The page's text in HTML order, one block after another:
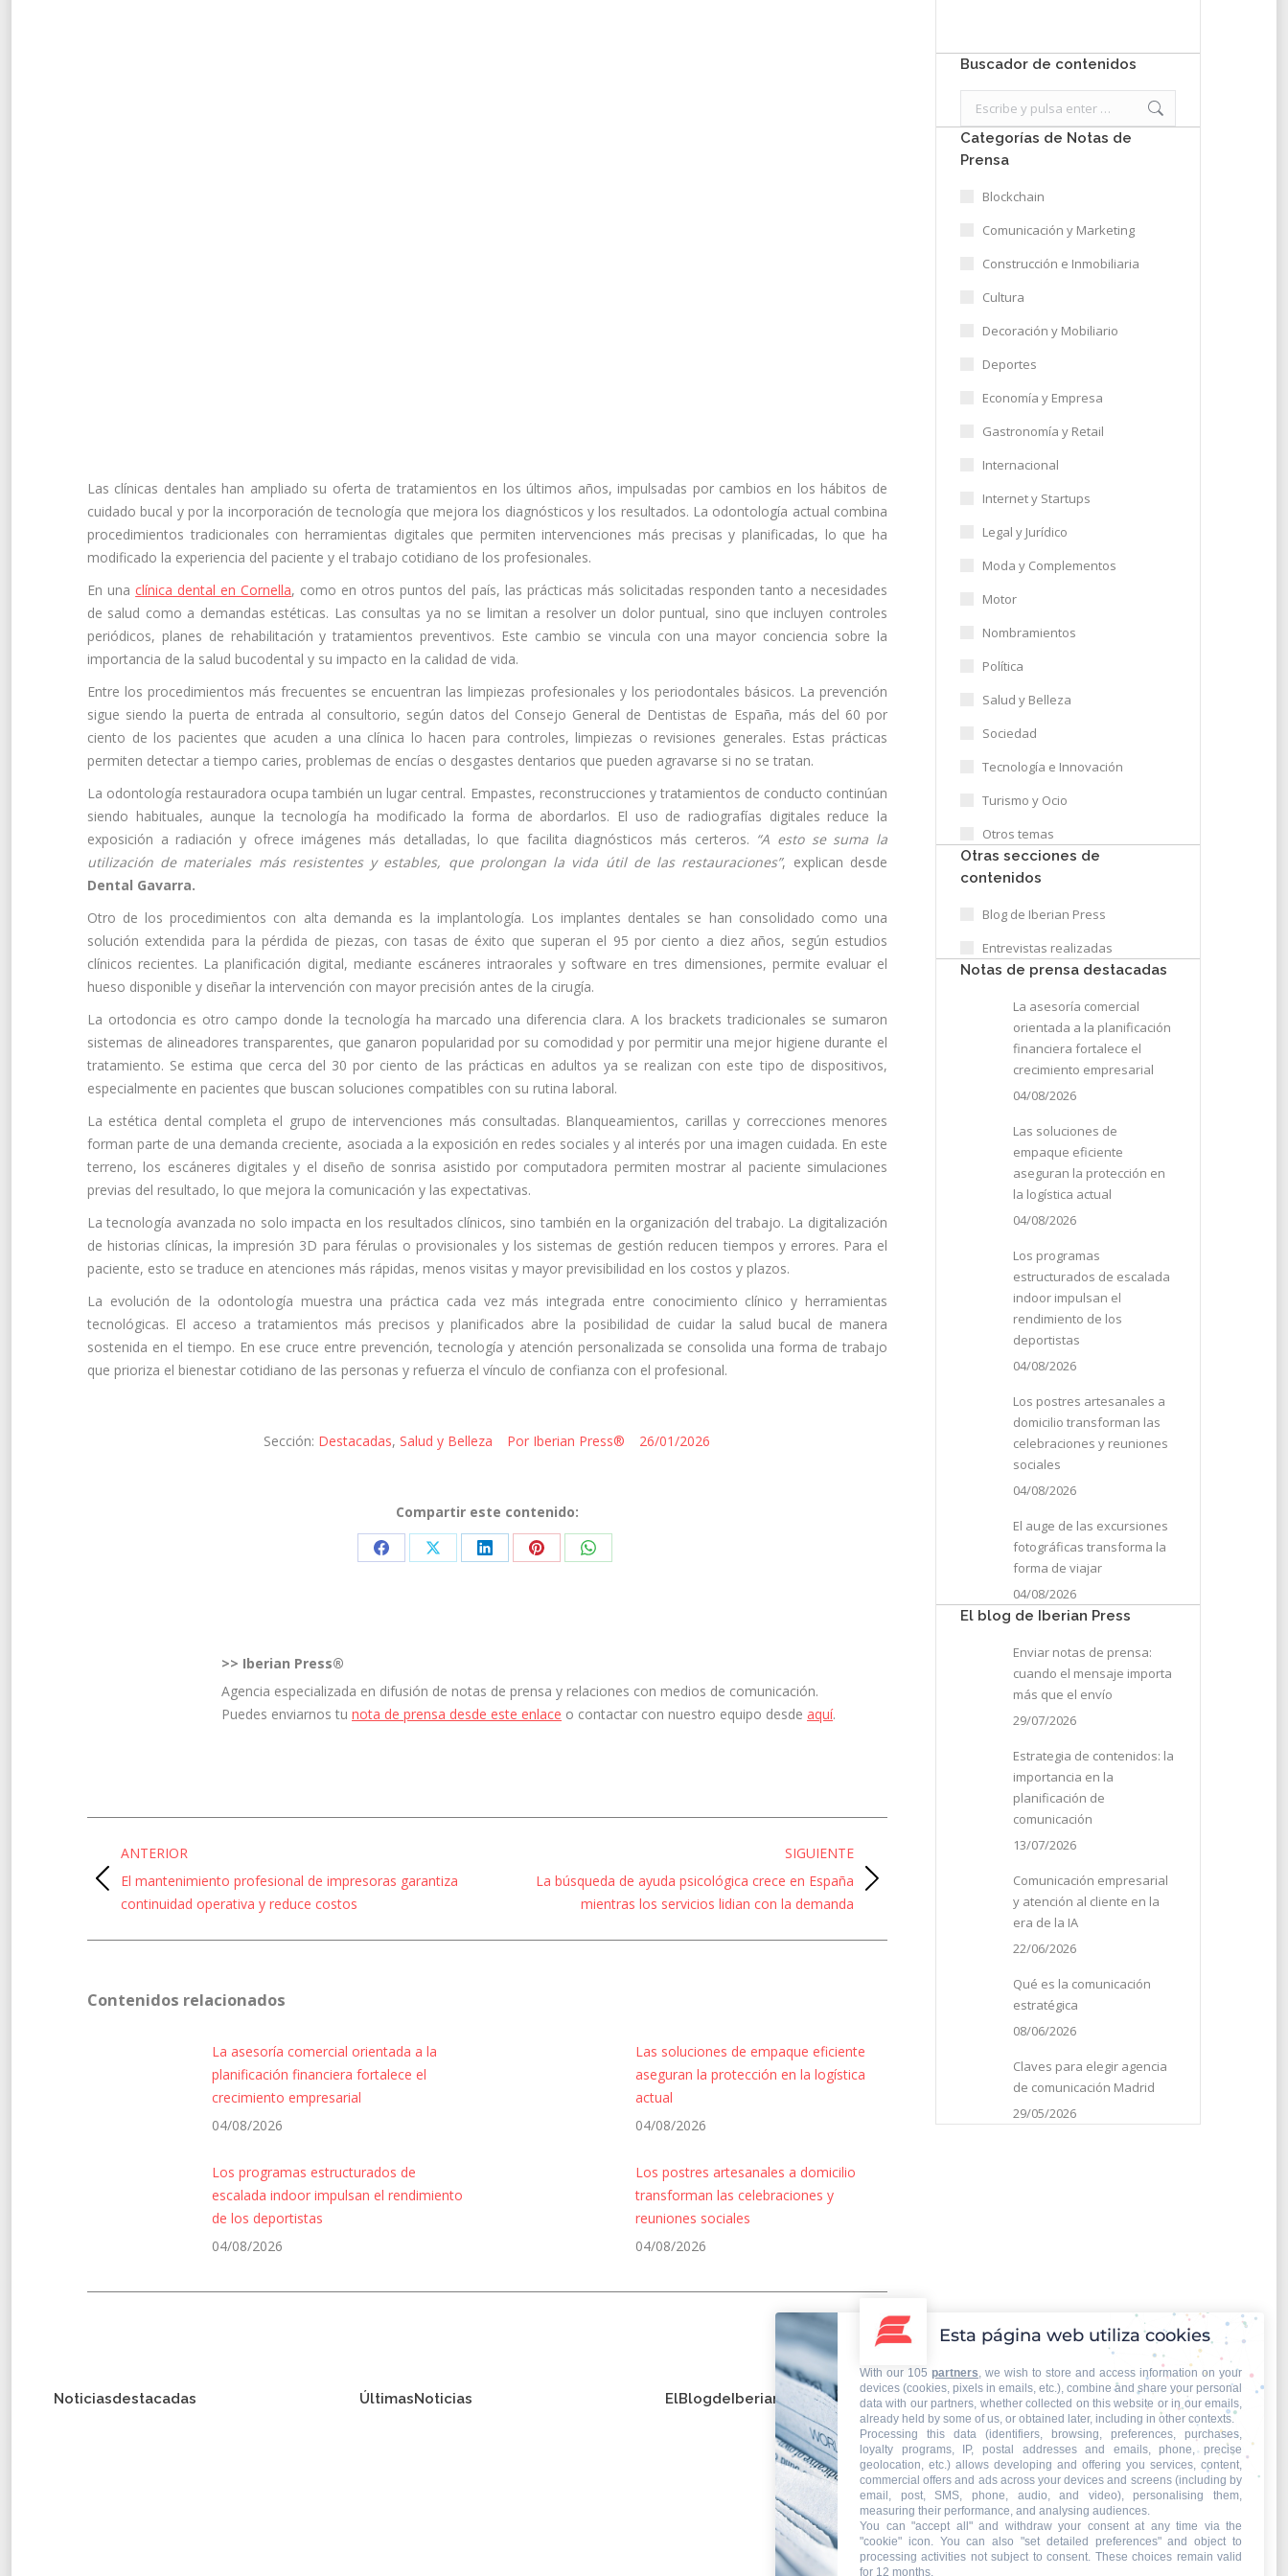
Las clínicas dentales han ampliado su oferta de tratamientos en los últimos años, impulsadas por cambios en los hábitos de
cuidado bucal y por la incorporación de tecnología que mejora los diagnósticos y los resultados. La odontología actual combina
procedimientos tradicionales con herramientas digitales que permiten intervenciones más precisas y planificadas, lo que ha
modificado la experiencia del paciente y el trabajo cotidiano de los profesionales.
En unaclínica dental en Cornella, como en otros puntos del país, las prácticas más solicitadas responden tanto a necesidades
de salud como a demandas estéticas. Las consultas ya no se limitan a resolver un dolor puntual, sino que incluyen controles
periódicos, planes de rehabilitación y tratamientos preventivos. Este cambio se vincula con una mayor conciencia sobre la
importancia de la salud bucodental y su impacto en la calidad de vida.
Entre los procedimientos más frecuentes se encuentran las limpiezas profesionales y los periodontales básicos. La prevención
sigue siendo la puerta de entrada al consultorio, según datos del Consejo General de Dentistas de España, más del 60 por
ciento de los pacientes que acuden a una clínica lo hacen para controles, limpiezas o revisiones generales. Estas prácticas
permiten detectar a tiempo caries, problemas de encías o desgastes dentarios que pueden agravarse si no se tratan.
La odontología restauradora ocupa también un lugar central. Empastes, reconstrucciones y tratamientos de conducto continúan
siendo habituales, aunque la tecnología ha modificado la forma de abordarlos. El uso de radiografías digitales reduce la
exposición a radiación y ofrece imágenes más detalladas, lo que facilita diagnósticos más certeros. “A esto se suma la
utilización de materiales más resistentes y estables, que prolongan la vida útil de las restauraciones”, explican desde
Dental Gavarra.
Otro de los procedimientos con alta demanda es la implantología. Los implantes dentales se han consolidado como una
solución extendida para la pérdida de piezas, con tasas de éxito que superan el 95 por ciento a diez años, según estudios
clínicos recientes. La planificación digital, mediante escáneres intraorales y software en tres dimensiones, permite evaluar el
hueso disponible y diseñar la intervención con mayor precisión antes de la cirugía.
La ortodoncia es otro campo donde la tecnología ha marcado una diferencia clara. A los brackets tradicionales se sumaron
sistemas de alineadores transparentes, que ganaron popularidad por su comodidad y por permitir una mejor higiene durante el
tratamiento. Se estima que cerca del 30 por ciento de las prácticas en adultos ya se realizan con este tipo de dispositivos,
especialmente en pacientes que buscan soluciones compatibles con su rutina laboral.
La estética dental completa el grupo de intervenciones más consultadas. Blanqueamientos, carillas y correcciones menores
forman parte de una demanda creciente, asociada a la exposición en redes sociales y al interés por una imagen cuidada. En este
terreno, los escáneres digitales y el diseño de sonrisa asistido por computadora permiten mostrar al paciente simulaciones
previas del resultado, lo que mejora la comunicación y las expectativas.
La tecnología avanzada no solo impacta en los resultados clínicos, sino también en la organización del trabajo. La digitalización
de historias clínicas, la impresión 3D para férulas o provisionales y los sistemas de gestión reducen tiempos y errores. Para el
paciente, esto se traduce en atenciones más rápidas, menos visitas y mayor previsibilidad en los costos y plazos.
La evolución de la odontología muestra una práctica cada vez más integrada entre conocimiento clínico y herramientas
tecnológicas. El acceso a tratamientos más precisos y planificados abre la posibilidad de cuidar la salud bucal de manera
sostenida en el tiempo. En ese cruce entre prevención, tecnología y atención personalizada se consolida una forma de trabajo
que prioriza el bienestar cotidiano de las personas y refuerza el vínculo de confianza con el profesional.
Sección: Destacadas,Salud y Belleza Por Iberian Press® 26/01/2026
Compartir este contenido:
Share Share Share Share Share
>> Iberian Press®
Agencia especializada en difusión de notas de prensa y relaciones con medios de comunicación.
Puedes enviarnos tu nota de prensa desde este enlace o contactar con nuestro equipo desde aquí.
entre
entradas
ANTERIOR
Entrada
anterior:
El mantenimiento profesional de impresoras garantiza
continuidad operativa y reduce costos
SIGUIENTE
Entrada
La búsqueda de ayuda psicológica crece en España
mientras los servicios lidian con la demanda
Contenidos relacionados
La asesoría comercial orientada a la
planificación financiera fortalece el
crecimiento empresarial
04/08/2026
Las soluciones de empaque eficiente
aseguran la protección en la logística
actual
04/08/2026
Los programas estructurados de
escalada indoor impulsan el rendimiento
de los deportistas
04/08/2026
Los postres artesanales a domicilio
transforman las celebraciones y
reuniones sociales
04/08/2026
Buscador de contenidos
Categorías de Notas de
Prensa
Blockchain
Comunicación y Marketing
Construcción e Inmobiliaria
Cultura
Decoración y Mobiliario
Deportes
Economía y Empresa
Gastronomía y Retail
Internacional
Internet y Startups
Legal y Jurídico
Moda y Complementos
Motor
Nombramientos
Política
Salud y Belleza
Sociedad
Tecnología e Innovación
Turismo y Ocio
Otros temas
Otras secciones de
contenidos
Blog de Iberian Press
Entrevistas realizadas
Notas de prensa destacadas
La asesoría comercial
orientada a la planificación
financiera fortalece el
crecimiento empresarial
04/08/2026
Las soluciones de
empaque eficiente
aseguran la protección en
la logística actual
04/08/2026
Los programas
estructurados de escalada
indoor impulsan el
rendimiento de los
deportistas
04/08/2026
Los postres artesanales a
domicilio transforman las
celebraciones y reuniones
sociales
04/08/2026
El auge de las excursiones
fotográficas transforma la
forma de viajar
04/08/2026
El blog de Iberian Press
Enviar notas de prensa:
cuando el mensaje importa
más que el envío
29/07/2026
Estrategia de contenidos: la
importancia en la
planificación de
comunicación
13/07/2026
Comunicación empresarial
y atención al cliente en la
era de la IA
22/06/2026
Qué es la comunicación
estratégica
08/06/2026
Claves para elegir agencia
de comunicación Madrid
29/05/2026
Noticias destacadas Últimas Noticias El Blog de Iberian Press Contacto Iberian Press
Esta página web utiliza cookies
With our 105 partners, we wish to store and access information on your
devices (cookies, pixels in emails, etc.), combine and share your personal
data with our partners, whether collected on this website or in our emails,
already held by some of us, or obtained later, including in other contexts.
Processing this data (identifiers, browsing, preferences, purchases,
loyalty programs, IP, postal addresses and emails, phone, precise
geolocation, etc.) allows developing and offering you services, content,
commercial offers and ads across your devices and screens (including by
email, post, SMS, phone, audio, and video), personalising them,
measuring their performance, and analysing audiences.
You can "accept all" and withdraw your consent at any time via the
"cookie" icon. You can also "set detailed preferences" and object to
processing activities not subject to consent. These choices remain valid
for 12 months.